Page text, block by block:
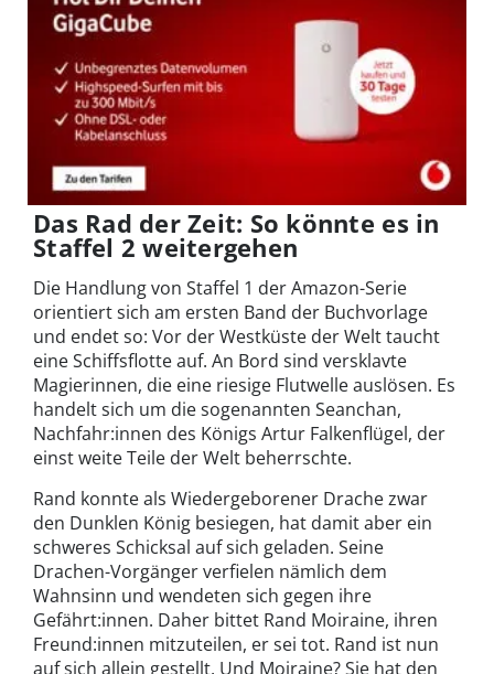
Das Rad der Zeit: So könnte es in
Staffel 2 weitergehen
Die Handlung von Staffel 1 der Amazon-Serie
orientiert sich am ersten Band der Buchvorlage
und endet so: Vor der Westküste der Welt taucht
eine Schiffsflotte auf. An Bord sind versklavte
Magierinnen, die eine riesige Flutwelle auslösen. Es
handelt sich um die sogenannten Seanchan,
Nachfahr:innen des Königs Artur Falkenflügel, der
einst weite Teile der Welt beherrschte.
Rand konnte als Wiedergeborener Drache zwar
den Dunklen König besiegen, hat damit aber ein
schweres Schicksal auf sich geladen. Seine
Drachen-Vorgänger verfielen nämlich dem
Wahnsinn und wendeten sich gegen ihre
Gefährt:innen. Daher bittet Rand Moiraine, ihren
Freund:innen mitzuteilen, er sei tot. Rand ist nun
auf sich allein gestellt. Und Moiraine? Sie hat den